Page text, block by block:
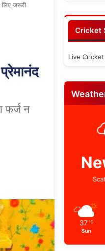
लिए जरूरी
फर्ज न
Cricket
Live
37 ℃
Sun